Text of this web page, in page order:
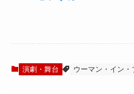
を
演劇・舞台 ウーマン・イン・